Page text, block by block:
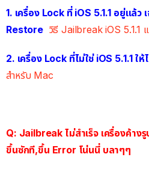
1. เครื่อง Lock ที่ iOS 5.1.1 อยู่แล้ว
Restore วิธี Jailbreak iOS 5.1.1
2. เครื่อง Lock ที่ไม่ใช่ iOS 5.1.1 ใ
สำหรับ Mac
Q: Jailbreak ไม่สำเร็จ เครื่องค้า
ขึ้นซักที,ขึ้น Error โน่นนี่ บลาๆๆ